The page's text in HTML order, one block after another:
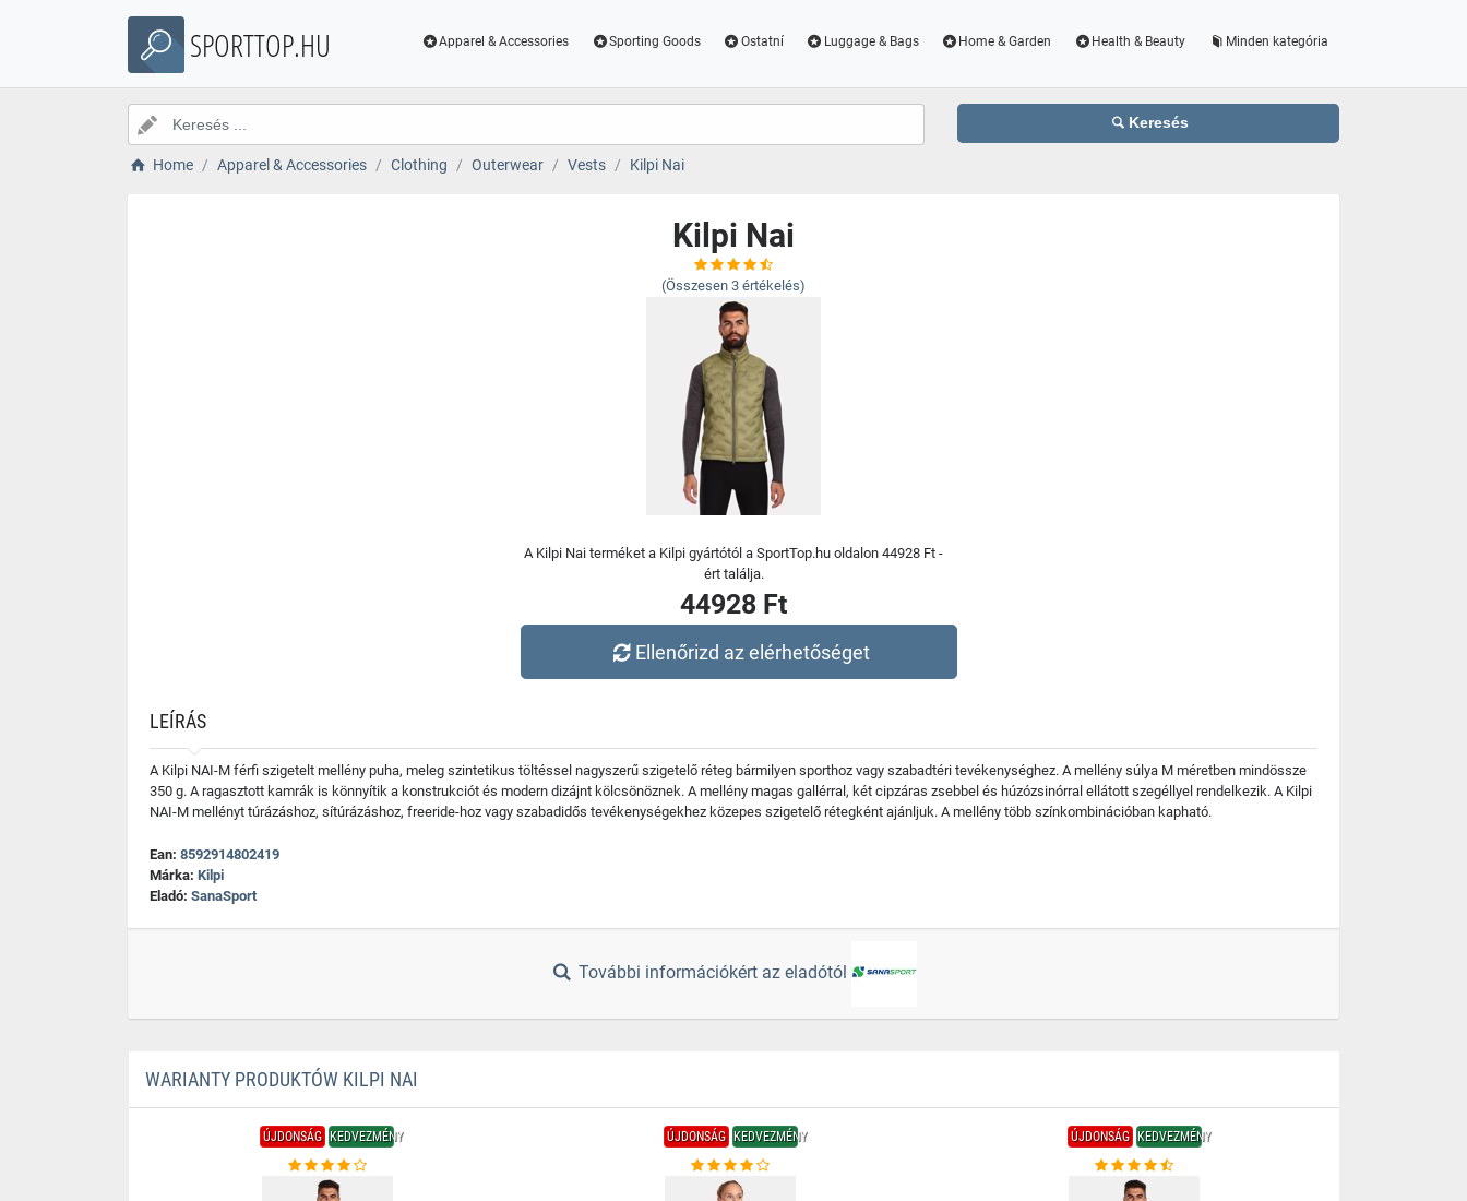
SPORTTOP.HU Apparel & Accessories Sporting Goods Ostatní Luggage & Bags Home & Garden Health & Beauty Minden kategória
Keresés
Home Apparel & Accessories Clothing Outerwear Vests Kilpi Nai
Kilpi Nai
(Összesen 3 értékelés)
A Kilpi Nai terméket a Kilpi gyártótól a SportTop.hu oldalon 44928 Ft -
ért találja.
44928 Ft
Ellenőrizd az elérhetőséget
LEÍRÁS
A Kilpi NAI-M férfi szigetelt mellény puha, meleg szintetikus töltéssel nagyszerű szigetelő réteg bármilyen sporthoz vagy szabadtéri tevékenységhez. A mellény súlya M méretben mindössze
350 g. A ragasztott kamrák is könnyítik a konstrukciót és modern dizájnt kölcsönöznek. A mellény magas gallérral, két cipzáras zsebbel és húzózsinórral ellátott szegéllyel rendelkezik. A Kilpi
NAI-M mellényt túrázáshoz, sítúrázáshoz, freeride-hoz vagy szabadidős tevékenységekhez közepes szigetelő rétegként ajánljuk. A mellény több színkombinációban kapható.
Ean: 8592914802419
Márka: Kilpi
Eladó: SanaSport
További információkért az eladótól
WARIANTY PRODUKTÓW KILPI NAI
ÚJDONSÁG KEDVEZMÉNY ÚJDONSÁG KEDVEZMÉNY ÚJDONSÁG KEDVEZMÉNY